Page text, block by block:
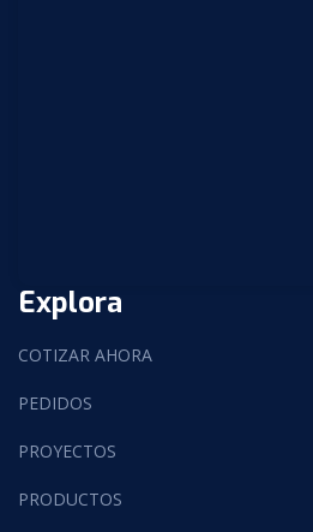
Explora
COTIZAR AHORA
PEDIDOS
PROYECTOS
PRODUCTOS